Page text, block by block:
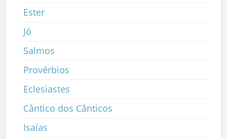
Ester
Jó
Salmos
Provérbios
Eclesiastes
Cântico dos Cânticos
Isaías